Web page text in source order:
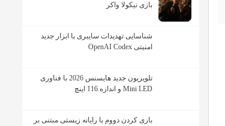
بازی نیکولا واکر
شناسایی تهدیدات سایبری با ابزار جدید
امنیتی OpenAI Codex
تلویزیون جدید هایسنس 2026 با فناوری
Mini LED و اندازه 116 اینچ
بازی کردن دووم با رایانه زیستی مبتنی بر